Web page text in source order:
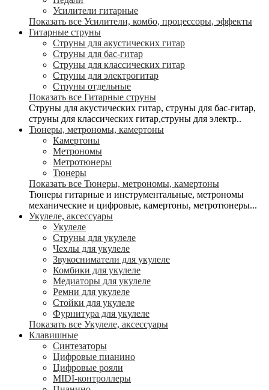
Усилители гитарные
Показать все Усилители, комбо, процессоры, эффекты
Гитарные струны
Струны для акустических гитар
Струны для бас-гитар
Струны для классических гитар
Струны для электрогитар
Струны отдельные
Показать все Гитарные струны
Струны для акустических гитар, струны для бас-гитар,
струны для классических гитар,струны для электр..
Тюнеры, метрономы, камертоны
Камертоны
Метрономы
Метротюнеры
Тюнеры
Показать все Тюнеры, метрономы, камертоны
Тюнеры гитарные и инструментальные, метрономы
механические и цифровые, камертоны, метротюнеры...
Укулеле, аксессуары
Укулеле
Струны для укулеле
Чехлы для укулеле
Звукосниматели для укулеле
Комбики для укулеле
Медиаторы для укулеле
Ремни для укулеле
Стойки для укулеле
Фурнитура для укулеле
Показать все Укулеле, аксессуары
Клавишные
Синтезаторы
Цифровые пианино
Цифровые рояли
MIDI-контроллеры